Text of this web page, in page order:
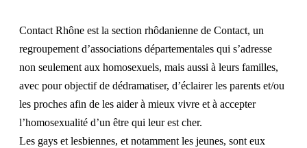
Contact Rhône est la section rhôdanienne de Contact, un
regroupement d’associations départementales qui s’adresse
non seulement aux homosexuels, mais aussi à leurs familles,
avec pour objectif de dédramatiser, d’éclairer les parents et/ou
les proches afin de les aider à mieux vivre et à accepter
l’homosexualité d’un être qui leur est cher.
Les gays et lesbiennes, et notamment les jeunes, sont eux